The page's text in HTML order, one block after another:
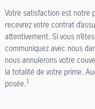
Votre satisfaction est notre
recevrez votre contrat
attentivement. Si vous
communiquez avec nous
nous annulerons votre
la totalité de votre prime.
posée.1